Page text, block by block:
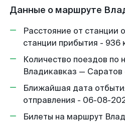
Данные о маршруте
Расстояние от станции
станции прибытия - 936
Количество поездов по
Владикавказ — Саратов
Ближайшая дата
отправления - 06-08-
Билеты на маршрут